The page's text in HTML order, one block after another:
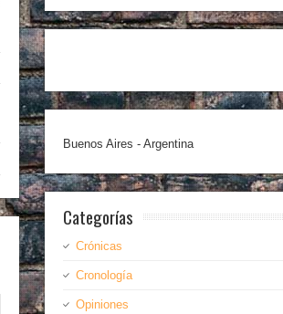
Buenos Aires - Argentina
Categorías
Crónicas
Cronología
Opiniones